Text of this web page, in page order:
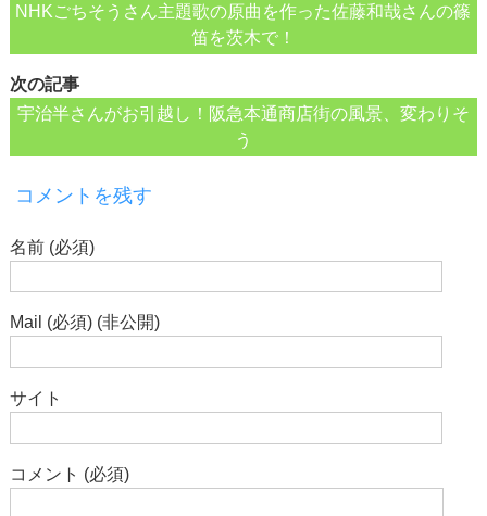
NHKごちそうさん主題歌の原曲を作った佐藤和哉さんの篠
笛を茨木で！
次の記事
宇治半さんがお引越し！阪急本通商店街の風景、変わりそ
う
コメントを残す
名前 (必須)
Mail (必須) (非公開)
サイト
コメント (必須)